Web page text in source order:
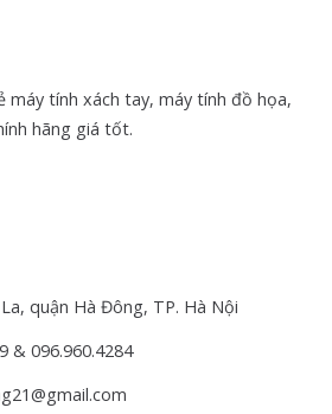
máy tính xách tay, máy tính đồ họa,
hãng giá tốt.
quận Hà Đông, TP. Hà Nội
& 096.960.4284